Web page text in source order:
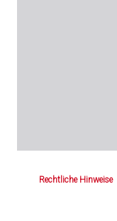
Rechtliche Hinweise